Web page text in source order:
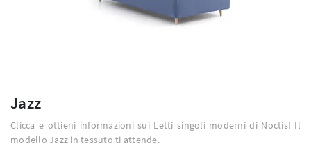
Jazz
Clicca e ottieni informazioni sui Letti singoli moderni di Noctis! Il
modello Jazz in tessuto ti attende.